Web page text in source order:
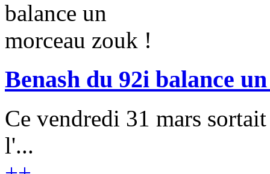
Benash du 92i balance
Ce vendredi 31 mars
l'...